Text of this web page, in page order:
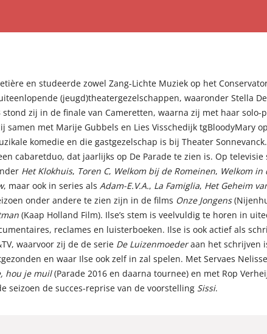
en studeerde zowel Zang-Lichte Muziek op het
(jeugd)theatergezelschappen, waaronder Stella
stond zij in de finale van Cameretten, waarna zij met haar solo-
samen met Marije Gubbels en Lies Visschedijk tgBloodyMary
komedie en die gastgezelschap is bij Theater
cabaretduo, dat jaarlijks op De Parade te zien is. Op televisie
Het Klokhuis, Toren C, Welkom bij de Romeinen, Welkom in
, maar ook in series als Adam-E.V.A., La Famiglia, Het Geheim
onder andere te zien zijn in de films Onze Jongens
(Kaap Holland Film). Ilse’s stem is veelvuldig te horen in
reclames en luisterboeken. Ilse is ook actief als
waarvoor zij de de serie De Luizenmoederaan het schrijven
en waar Ilse ook zelf in zal spelen. Met Servaes
hou je muil(Parade 2016 en daarna tournee) en met Rop
seizoen de succes-reprise van de voorstelling Sissi.